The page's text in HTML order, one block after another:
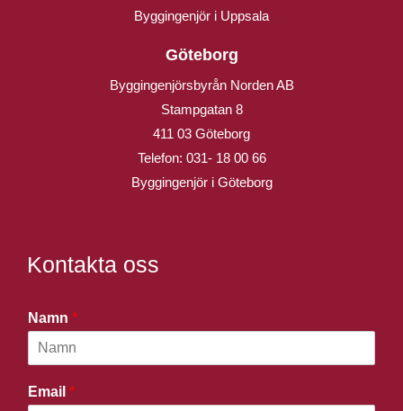
Byggingenjör i Uppsala
Göteborg
Byggingenjörsbyrån Norden AB
Stampgatan 8
411 03 Göteborg
Telefon: 031- 18 00 66
Byggingenjör i Göteborg
Kontakta oss
Namn *
Email *